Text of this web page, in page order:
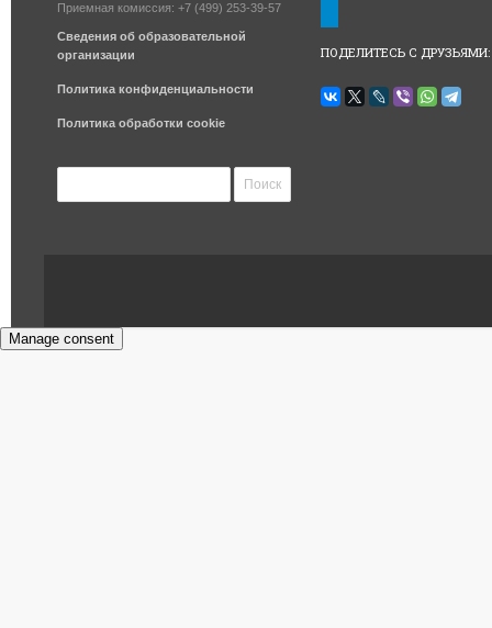
Приемная комиссия: +7 (499) 253-39-57
Сведения об образовательной
организации
Политика конфиденциальности
Политика обработки cookie
ПОДЕЛИТЕСЬ С ДРУЗЬЯМИ:
Manage consent